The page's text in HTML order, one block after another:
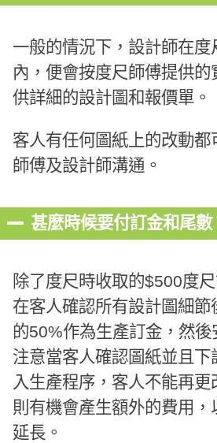
一般的情況下，設計師在度
內，便會按度尺師傅提供的
供詳細的設計圖和報價單。
客人有任何圖紙上的改動都
師傅及設計師溝通。
甚麼時候要付訂金和尾數
除了度尺時收取的$500度
在客人確認所有設計圖細節
的50%作為生產訂金，然後
注意當客人確認圖紙並且下
入生產程序，客人不能再
則有機會產生額外的費用，
延長。